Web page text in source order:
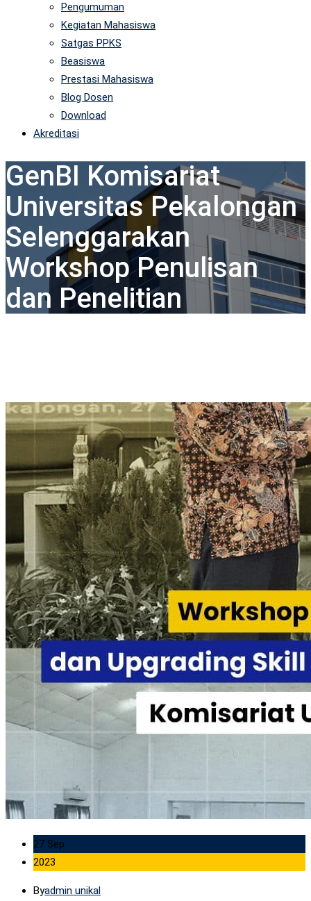
Pengumuman
Kegiatan Mahasiswa
Satgas PPKS
Beasiswa
Prestasi Mahasiswa
Blog Dosen
Download
Akreditasi
GenBI Komisariat
Universitas Pekalongan
Selenggarakan
Workshop Penulisan
dan Penelitian
27 Sep
2023
Byadmin unikal